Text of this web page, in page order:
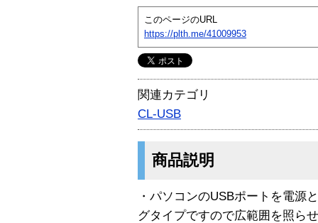
このページのURL
https://plth.me/41009953
関連カテゴリ
CL-USB
商品説明
・パソコンのUSBポートを電源
グタイプですので広範囲を照ら